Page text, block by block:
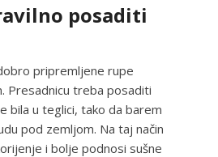
posaditi
pripremljene rupe
Presadnicu treba posaditi
bila u teglici, tako da barem
pod zemljom. Na taj način
i bolje podnosi sušne